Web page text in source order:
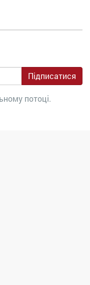
Підписатися
потоці.